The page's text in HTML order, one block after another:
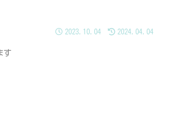
2023.10.04 2024.04.04
す